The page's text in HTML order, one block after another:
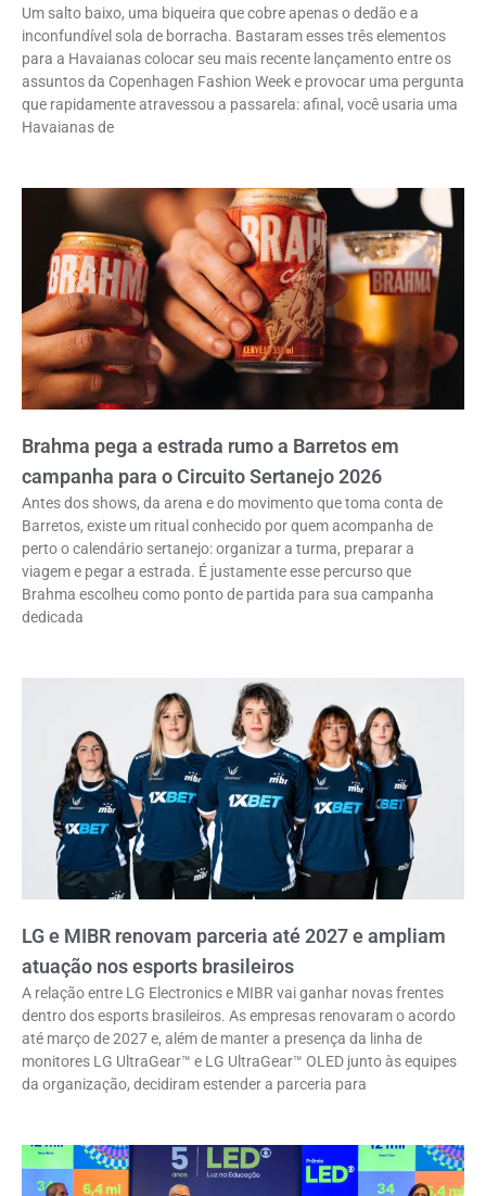
Um salto baixo, uma biqueira que cobre apenas o dedão e a
inconfundível sola de borracha. Bastaram esses três elementos
para a Havaianas colocar seu mais recente lançamento entre os
assuntos da Copenhagen Fashion Week e provocar uma pergunta
que rapidamente atravessou a passarela: afinal, você usaria uma
Havaianas de
Brahma pega a estrada rumo a Barretos em
campanha para o Circuito Sertanejo 2026
Antes dos shows, da arena e do movimento que toma conta de
Barretos, existe um ritual conhecido por quem acompanha de
perto o calendário sertanejo: organizar a turma, preparar a
viagem e pegar a estrada. É justamente esse percurso que
Brahma escolheu como ponto de partida para sua campanha
dedicada
LG e MIBR renovam parceria até 2027 e ampliam
atuação nos esports brasileiros
A relação entre LG Electronics e MIBR vai ganhar novas frentes
dentro dos esports brasileiros. As empresas renovaram o acordo
até março de 2027 e, além de manter a presença da linha de
monitores LG UltraGear™ e LG UltraGear™ OLED junto às equipes
da organização, decidiram estender a parceria para